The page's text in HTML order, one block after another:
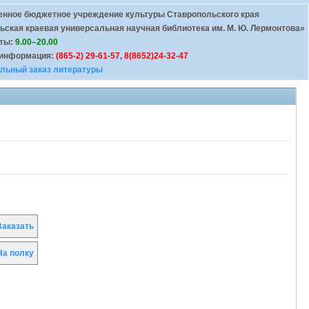
бюджетное учреждение культуры Ставропольского края
краевая универсальная научная библиотека им. М. Ю. Лермонтова»
9.00–20.00
(865-2) 29-61-57, 8(8652)24-32-47
заказ литературы
полку